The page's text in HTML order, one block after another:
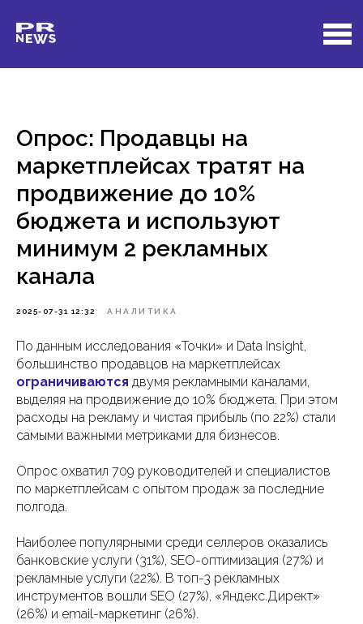
Опрос: Продавцы на
маркетплейсах тратят на
продвижение до 10%
бюджета и используют
минимум 2 рекламных
канала
2025-07-31 12:32 АНАЛИТИКА
По данным исследования «Точки» и Data Insight,
большинство продавцов на маркетплейсах
ограничиваются двумя рекламными каналами,
выделяя на продвижение до 10% бюджета. При этом
расходы на рекламу и чистая прибыль (по 22%) стали
самыми важными метриками для бизнесов.
Опрос охватил 709 руководителей и специалистов
по маркетплейсам с опытом продаж за последние
полгода.
Наиболее популярными среди селлеров оказались
банковские услуги (31%), SEO-оптимизация (27%) и
рекламные услуги (22%). В топ-3 рекламных
инструментов вошли SEO (27%), «Яндекс.Директ»
(26%) и email-маркетинг (26%).